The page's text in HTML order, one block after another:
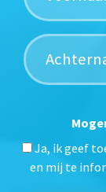
Ja, ik geef
en mij te